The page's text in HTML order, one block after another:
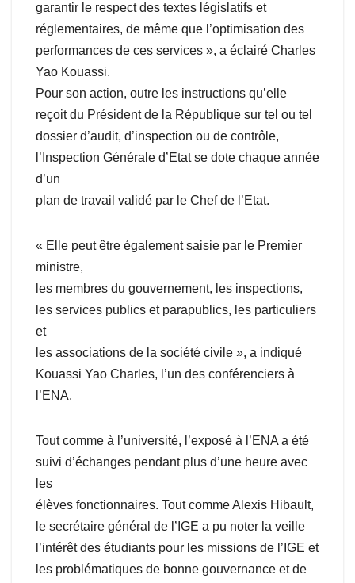
garantir le respect des textes législatifs et
réglementaires, de même que l’optimisation des
performances de ces services », a éclairé Charles
Yao Kouassi.
Pour son action, outre les instructions qu’elle
reçoit du Président de la République sur tel ou tel
dossier d’audit, d’inspection ou de contrôle,
l’Inspection Générale d’Etat se dote chaque année
d’un
plan de travail validé par le Chef de l’Etat.
« Elle peut être également saisie par le Premier
ministre,
les membres du gouvernement, les inspections,
les services publics et parapublics, les particuliers
et
les associations de la société civile », a indiqué
Kouassi Yao Charles, l’un des conférenciers à
l’ENA.
Tout comme à l’université, l’exposé à l’ENA a été
suivi d’échanges pendant plus d’une heure avec
les
élèves fonctionnaires. Tout comme Alexis Hibault,
le secrétaire général de l’IGE a pu noter la veille
l’intérêt des étudiants pour les missions de l’IGE et
les problématiques de bonne gouvernance et de